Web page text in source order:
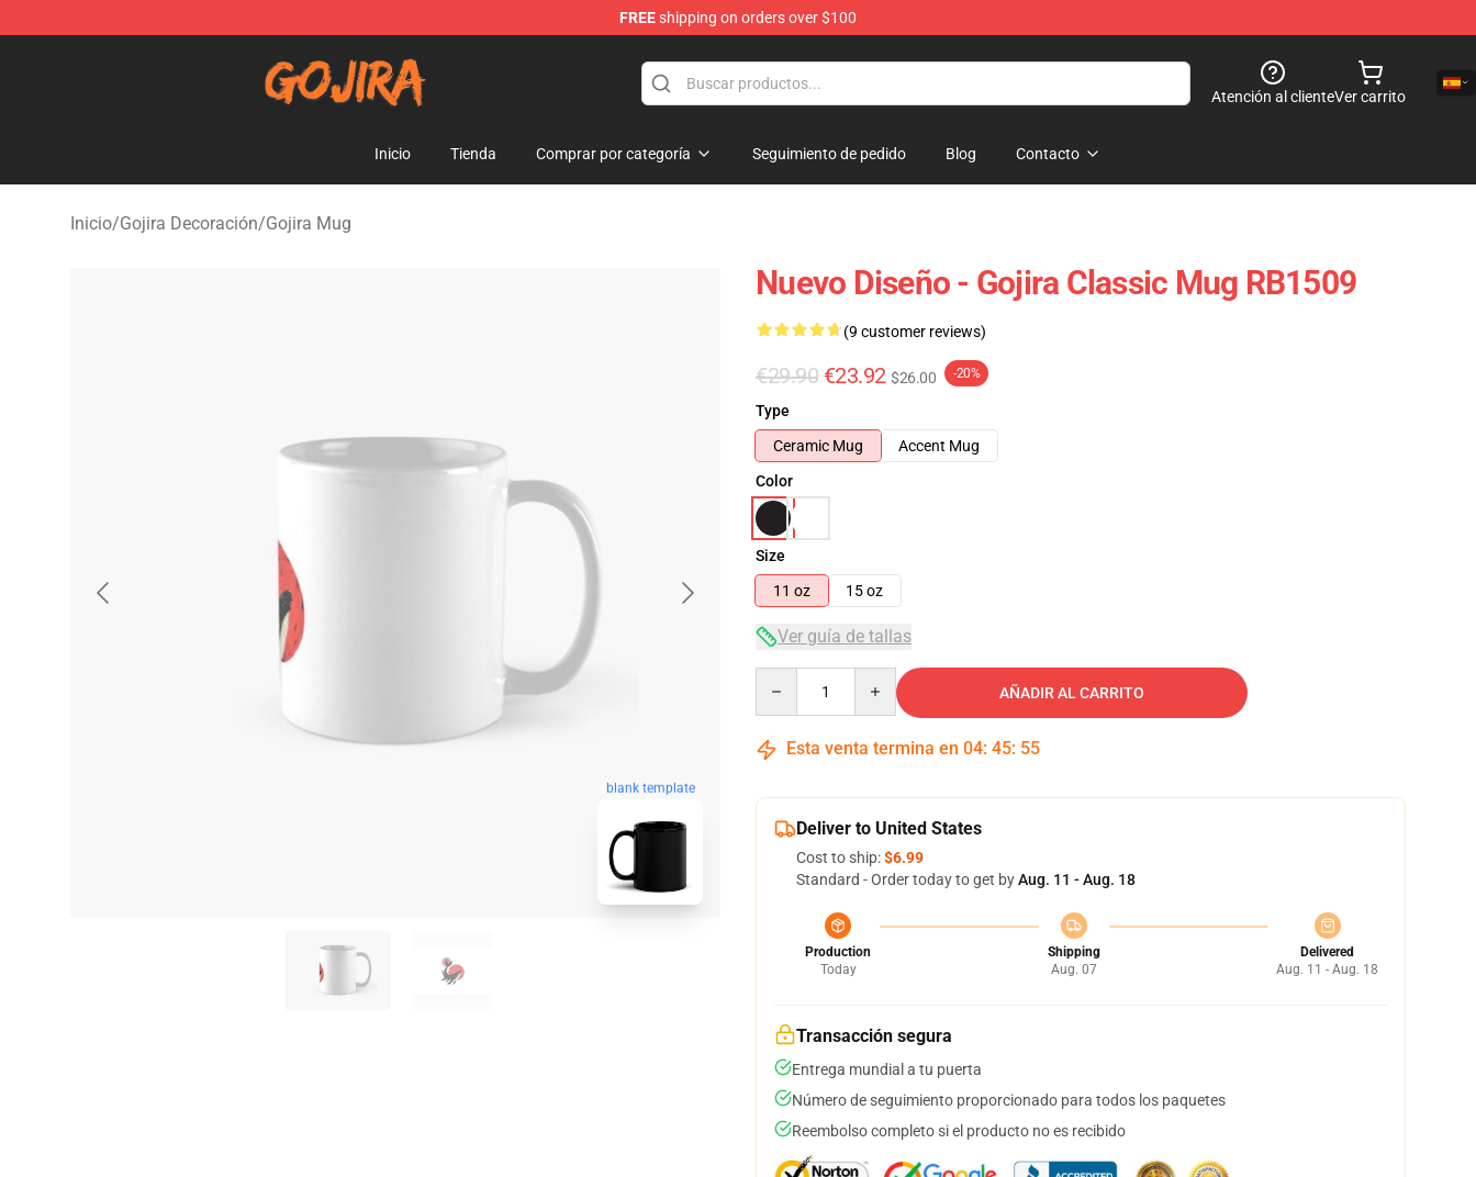
FREEshipping on orders over $100
Atención al clienteVer carrito
Inicio Tienda Comprar por categoría Seguimiento de pedido Blog Contacto
Inicio/Gojira Decoración/Gojira Mug
blank template
Nuevo Diseño - Gojira Classic Mug RB1509
(9 customer reviews)
€29.90 €23.92 $26.00 -20%
Type
Ceramic Mug
Accent Mug
Color
Size
11 oz
15 oz
Ver guía de tallas
AÑADIR AL CARRITO
Esta venta termina en 04: 45: 54
Deliver to United States
Cost to ship:$6.99
Standard - Order today to get byAug. 11 - Aug. 18
Production
Today
Shipping
Aug. 07
Delivered
Aug. 11 - Aug. 18
Transacción segura
Entrega mundial a tu puerta
Número de seguimiento proporcionado para todos los paquetes
Reembolso completo si el producto no es recibido